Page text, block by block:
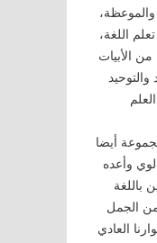
اللغة،
الأبيات
أيضا
وأعده
باللغة
الجمل
العادي